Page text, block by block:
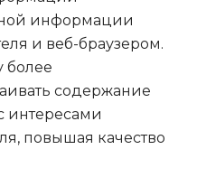
информации
и веб-браузером.
более
содержание
интересами
повышая качество